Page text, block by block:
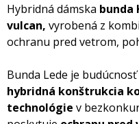
Hybridná dámska bunda
vulcan, vyrobená z
ochranu pred vetrom,
Bunda Lede je
hybridná konštrukcia
technológie v